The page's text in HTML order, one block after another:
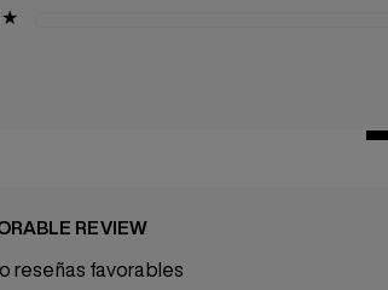
★
REVIEW
reseñas favorables